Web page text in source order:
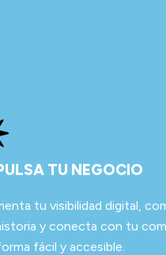
TU NEGOCIO
tu visibilidad digital,
y conecta con tu
fácil y accesible.